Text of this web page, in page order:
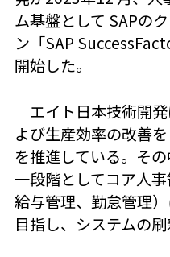
ム基盤として SAPの
ン「SAP
開始した。
エイト日本技術開
よび生産効率の改善を
を推進している。そ
一段階としてコア人
給与管理、勤怠管理
目指し、システムの刷